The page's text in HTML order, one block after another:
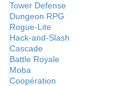
Tower Defense
Dungeon RPG
Rogue-Lite
Hack-and-Slash
Cascade
Battle Royale
Moba
Coopération